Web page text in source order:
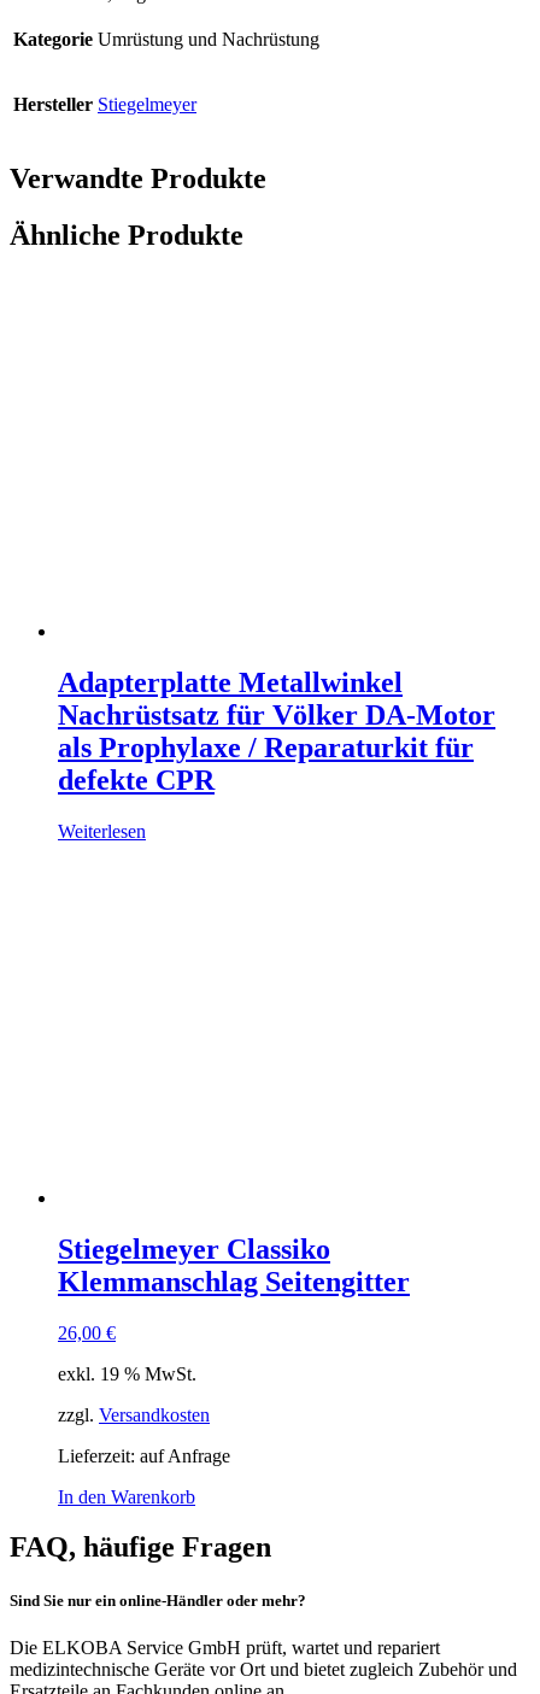
Kategorie Umrüstung und Nachrüstung
Hersteller Stiegelmeyer
Verwandte Produkte
Ähnliche Produkte
Adapterplatte Metallwinkel
Nachrüstsatz für Völker DA-Motor
als Prophylaxe / Reparaturkit für
defekte CPR
Weiterlesen
Stiegelmeyer Classiko
Klemmanschlag Seitengitter
26,00 €
exkl. 19 % MwSt.
zzgl. Versandkosten
Lieferzeit: auf Anfrage
In den Warenkorb
FAQ, häufige Fragen
Sind Sie nur ein online-Händler oder mehr?
Die ELKOBA Service GmbH prüft, wartet und repariert
medizintechnische Geräte vor Ort und bietet zugleich Zubehör und